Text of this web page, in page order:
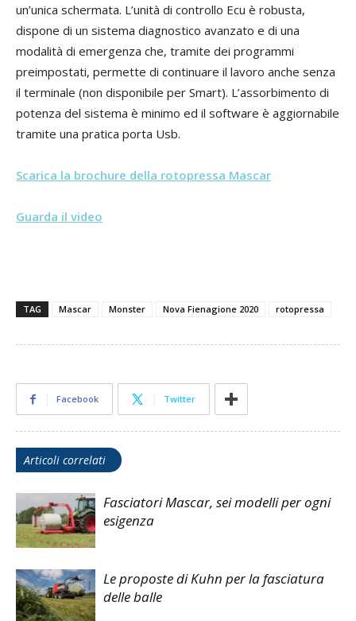
un’unica schermata. L’unità di controllo Ecu è robusta,
dispone di un sistema diagnostico avanzato e di una
modalità di emergenza che, tramite dei programmi
preimpostati, permette di continuare il lavoro anche senza
il terminale (non disponibile per Smart). L’assorbimento di
potenza del sistema è minimo ed il software è aggiornabile
tramite una pratica porta Usb.
Scarica la brochure della rotopressa Mascar
Guarda il video
TAG Mascar Monster Nova Fienagione 2020 rotopressa
Facebook Twitter
Articoli correlati
Fasciatori Mascar, sei modelli per ogni
esigenza
Le proposte di Kuhn per la fasciatura
delle balle